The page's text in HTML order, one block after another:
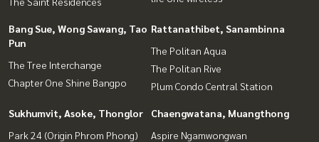
Bang Sue, Wong Sawang, Tao
Pun
The Tree Interchange
Chapter One Shine Bangpo
Rattanathibet, Sanambinna
The Politan Aqua
The Politan Rive
Plum Condo Central Station
Sukhumvit, Asoke, Thonglor
Park 24 (Origin Phrom Phong)
Chaengwatana, Muangthong
Aspire Ngamwongwan